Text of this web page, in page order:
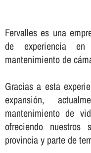
Fervalles es una
de experiencia
mantenimiento de
Gracias a esta
expansión,
mantenimiento de
ofreciendo
provincia y parte de